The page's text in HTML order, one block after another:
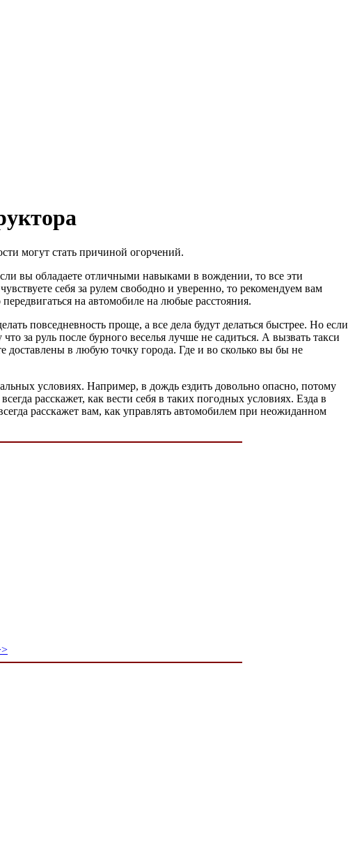
могут стать причиной огорчений.
вы обладаете отличными навыками в вождении, то все эти
себя за рулем свободно и уверенно, то рекомендуем вам
на автомобиле на любые расстояния.
повседневность проще, а все дела будут делаться быстрее. Но если
за руль после бурного веселья лучше не садиться. А вызвать такси
доставлены в любую точку города. Где и во сколько вы бы не
условиях. Например, в дождь ездить довольно опасно, потому
расскажет, как вести себя в таких погодных условиях. Езда в
расскажет вам, как управлять автомобилем при неожиданном